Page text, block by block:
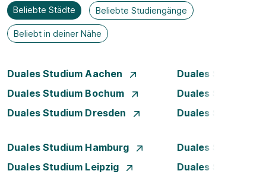
Beliebte Städte Beliebte Studiengänge
Beliebt in deiner Nähe
Duales Studium Aachen
Duales Studium
Duales Studium Bochum
Duales Studium
Duales Studium Dresden
Duales Studium
Duales Studium Hamburg
Duales Studium
Duales Studium Leipzig
Duales Studium